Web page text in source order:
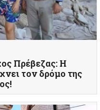
Πρέβεζας: Η
τον δρόμο της